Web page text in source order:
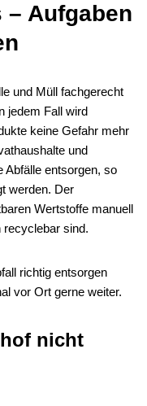
Aufgaben
und Müll fachgerecht
jedem Fall wird
keine Gefahr mehr
und
Abfälle entsorgen, so
werden. Der
Wertstoffe manuell
recyclebar sind.
richtig entsorgen
vor Ort gerne weiter.
nicht